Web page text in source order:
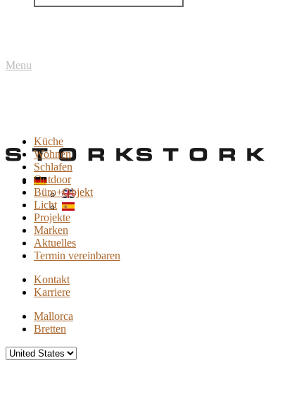
Menu
Küche
Wohnen
Schlafen
Outdoor
Büro+Objekt
Licht
Projekte
Marken
Aktuelles
Termin vereinbaren
Kontakt
Karriere
Mallorca
Bretten